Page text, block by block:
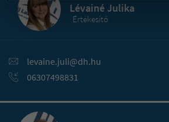
Lévainé Julika
Értékesítő
levaine.juli@dh.hu
06307498831